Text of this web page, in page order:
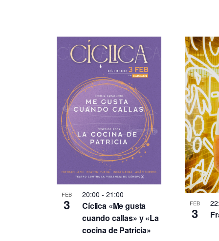
e
d
a
y
v
i
s
t
a
FEB
3
20:00 - 21:00
Cíclica «Me gusta
cuando callas» y «La
cocina de Patricia»
FEB
3